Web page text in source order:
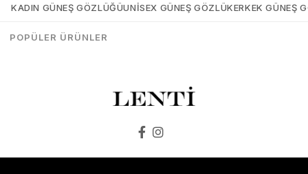
₺3.737,30
₺5.339,00
KADIN GÜNEŞ GÖZLÜĞÜUNISEX GÜNEŞ GÖZLÜKERKEK GÜNEŞ
POPÜLER ÜRÜNLER